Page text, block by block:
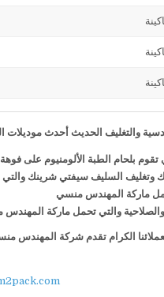
والتغليف الحديث أحدث موديلات
بلحام الطبة الألومنيوم على
وتغليف السليف سيفتي شرينك
ماركة المهندس منسي
والصلاحية والتي تحمل ماركة
الكرام تقدم شركة المهندس